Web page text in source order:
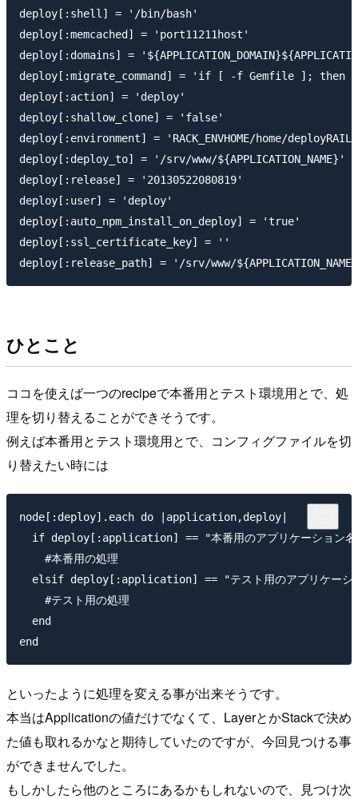
deploy[:shell] = '/bin/bash'
deploy[:memcached] = 'port11211host'
deploy[:domains] =
deploy[:migrate_command] = 'if [ -f Gemfile ]; then
deploy[:action] = 'deploy'
deploy[:shallow_clone] = 'false'
deploy[:environment] = 'RACK_ENVHOME/home/
deploy[:deploy_to] = '/srv/www/${APPLICATION_NAME}'
deploy[:release] = '20130522080819'
deploy[:user] = 'deploy'
deploy[:auto_npm_install_on_deploy] = 'true'
deploy[:ssl_certificate_key] = ''
ひとこと
ココを使えば一つのrecipeで本番用とテスト環境用とで、処
理を切り替えることができそうです。
例えば本番用とテスト環境用とで、コンフィグファイルを切
り替えたい時には
node[:deploy].each do |application,deploy|
if deploy[:application] == "本番用のアプリケーション
    #本番用の処理
elsif deploy[:application] == "テスト用のアプリケーシ
    #テスト用の処理
  end
といったように処理を変える事が出来そうです。
本当はApplicationの値だけでなくて、LayerとかStackで決め
た値も取れるかなと期待していたのですが、今回見つける事
ができませんでした。
もしかしたら他のところにあるかもしれないので、見つけ次